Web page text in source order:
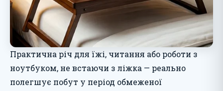
Практична річ для їжі, читання або роботи з
ноутбуком, не встаючи з ліжка — реально
полегшує побут у період обмеженої